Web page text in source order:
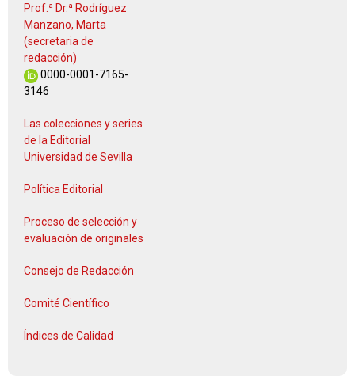
Prof.ª Dr.ª Rodríguez
Manzano, Marta
(secretaria de
redacción)
0000-0001-7165-
3146
Las colecciones y series
de la Editorial
Universidad de Sevilla
Política Editorial
Proceso de selección y
evaluación de originales
Consejo de Redacción
Comité Científico
Índices de Calidad